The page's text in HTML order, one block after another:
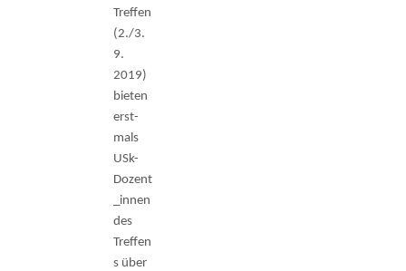
Treffen
(2./3.
9.
2019)
bieten
erst­
mals
USk-
Dozent
_innen
des
Treffen
s über